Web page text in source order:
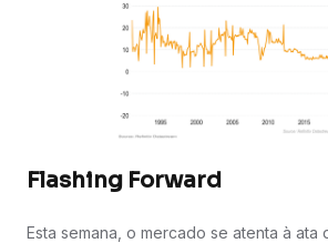
Flashing Forward
Esta semana, o mercado se atenta à ata